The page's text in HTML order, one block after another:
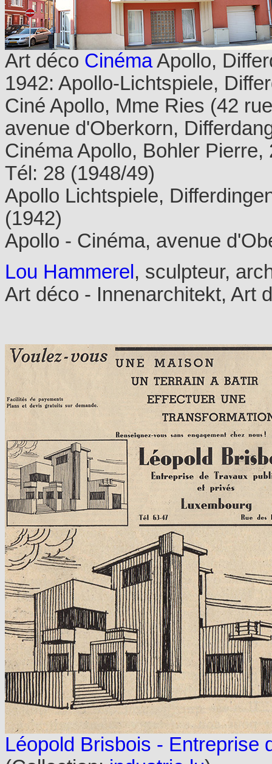
Art déco CinémaApollo,
1942: Apollo-Lichtspiele,
Ciné Apollo, Mme Ries (42
avenue d'Oberkorn,
Cinéma Apollo, Bohler
Tél: 28 (1948/49)
Apollo Lichtspiele,
(1942)
Apollo - Cinéma, avenue
Lou Hammerel, sculpteur,
Art déco - Innenarchitekt, Art
Léopold Brisbois - Entreprise